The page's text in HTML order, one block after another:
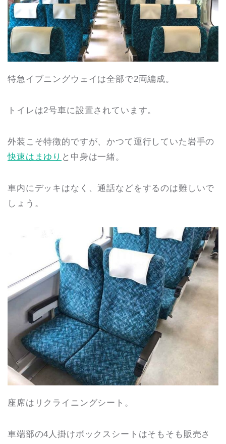
特急イブニングウェイは全部で2両編成。
トイレは2号車に設置されています。
外装こそ特徴的ですが、かつて運行していた岩手の
快速はまゆり と中身は一緒。
車内にデッキはなく、通話などをするのは難しいで
しょう。
座席はリクライニングシート。
車端部の4人掛けボックスシートはそもそも販売さ